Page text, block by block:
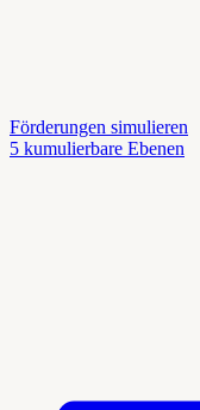
Förderungen simulieren
5 kumulierbare Ebenen